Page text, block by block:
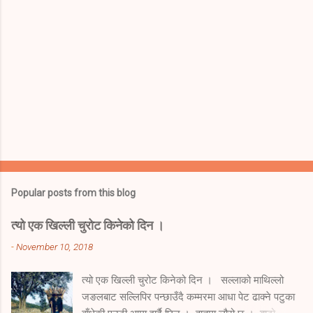
Popular posts from this blog
त्यो एक खिल्ली चुरोट किनेको दिन ।
-November 10, 2018
त्यो एक खिल्ली चुरोट किनेको दिन । सल्लाको माथिल्लो
जङलबाट सल्लिपिर पन्छाउँदै कम्मरमा आधा पेट ढाक्ने पटुका